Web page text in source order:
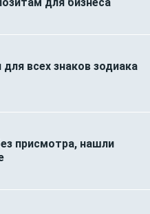
всех знаков зодиака
присмотра, нашли